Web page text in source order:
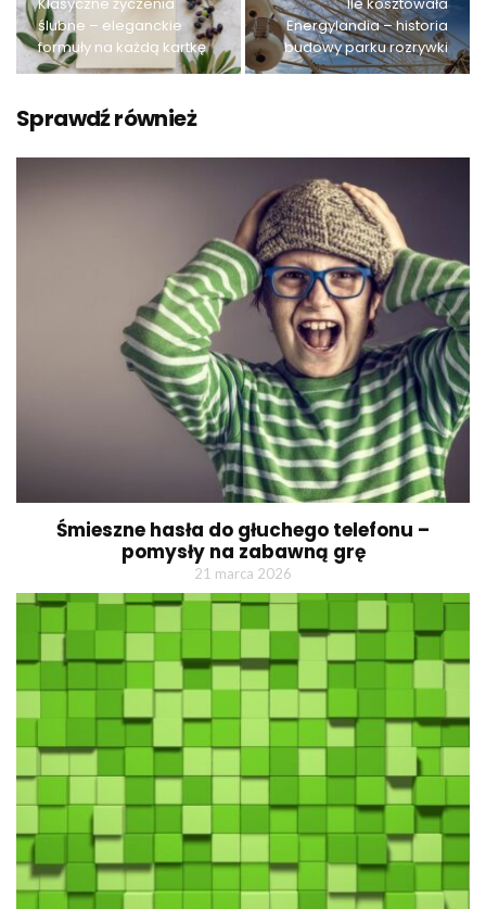
ślubne – eleganckie
formuły na każdą kartkę
Energylandia – historia
budowy parku rozrywki
Sprawdź również
Śmieszne hasła do głuchego telefonu –
pomysły na zabawną grę
21 marca 2026